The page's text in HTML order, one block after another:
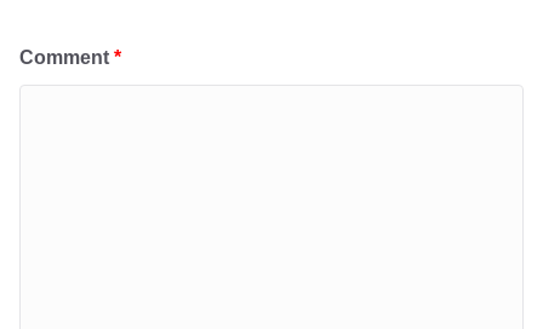
Comment *